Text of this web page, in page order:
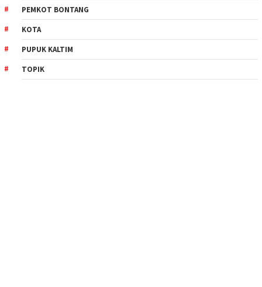
PEMKOT BONTANG
KOTA
PUPUK KALTIM
TOPIK